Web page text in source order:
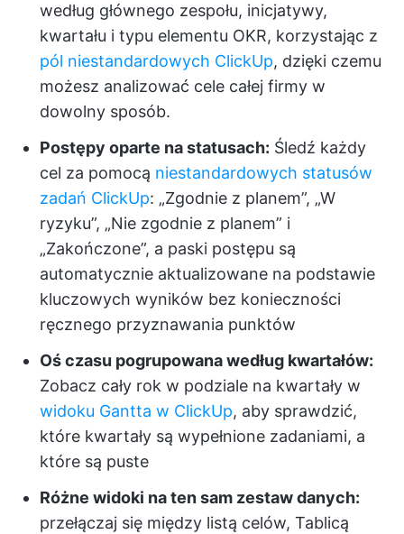
według głównego zespołu, inicjatywy,
kwartału i typu elementu OKR, korzystając z
pól niestandardowych ClickUp, dzięki czemu
możesz analizować cele całej firmy w
dowolny sposób.
Postępy oparte na statusach: Śledź każdy
cel za pomocą niestandardowych statusów
zadań ClickUp: „Zgodnie z planem”, „W
ryzyku”, „Nie zgodnie z planem” i
„Zakończone”, a paski postępu są
automatycznie aktualizowane na podstawie
kluczowych wyników bez konieczności
ręcznego przyznawania punktów
Oś czasu pogrupowana według kwartałów:
Zobacz cały rok w podziale na kwartały w
widoku Gantta w ClickUp, aby sprawdzić,
które kwartały są wypełnione zadaniami, a
które są puste
Różne widoki na ten sam zestaw danych:
przełączaj się między listą celów, Tablicą